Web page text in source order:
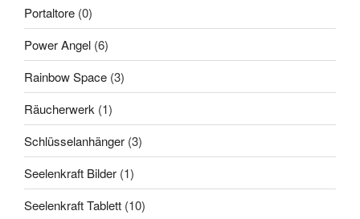
Portaltore (0)
Power Angel (6)
Rainbow Space (3)
Räucherwerk (1)
Schlüsselanhänger (3)
Seelenkraft Bilder (1)
Seelenkraft Tablett (10)